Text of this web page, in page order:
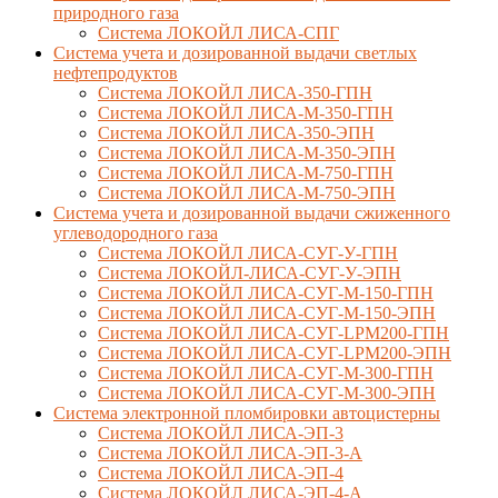
природного газа
Система ЛОКОЙЛ ЛИСА-СПГ
Система учета и дозированной выдачи светлых
нефтепродуктов
Система ЛОКОЙЛ ЛИСА-350-ГПН
Система ЛОКОЙЛ ЛИСА-М-350-ГПН
Система ЛОКОЙЛ ЛИСА-350-ЭПН
Система ЛОКОЙЛ ЛИСА-М-350-ЭПН
Система ЛОКОЙЛ ЛИСА-М-750-ГПН
Система ЛОКОЙЛ ЛИСА-М-750-ЭПН
Система учета и дозированной выдачи сжиженного
углеводородного газа
Система ЛОКОЙЛ ЛИСА-СУГ-У-ГПН
Система ЛОКОЙЛ-ЛИСА-СУГ-У-ЭПН
Система ЛОКОЙЛ ЛИСА-СУГ-М-150-ГПН
Система ЛОКОЙЛ ЛИСА-СУГ-М-150-ЭПН
Система ЛОКОЙЛ ЛИСА-СУГ-LPM200-ГПН
Система ЛОКОЙЛ ЛИСА-СУГ-LPM200-ЭПН
Система ЛОКОЙЛ ЛИСА-СУГ-М-300-ГПН
Система ЛОКОЙЛ ЛИСА-СУГ-М-300-ЭПН
Система электронной пломбировки автоцистерны
Система ЛОКОЙЛ ЛИСА-ЭП-3
Система ЛОКОЙЛ ЛИСА-ЭП-3-А
Система ЛОКОЙЛ ЛИСА-ЭП-4
Система ЛОКОЙЛ ЛИСА-ЭП-4-А